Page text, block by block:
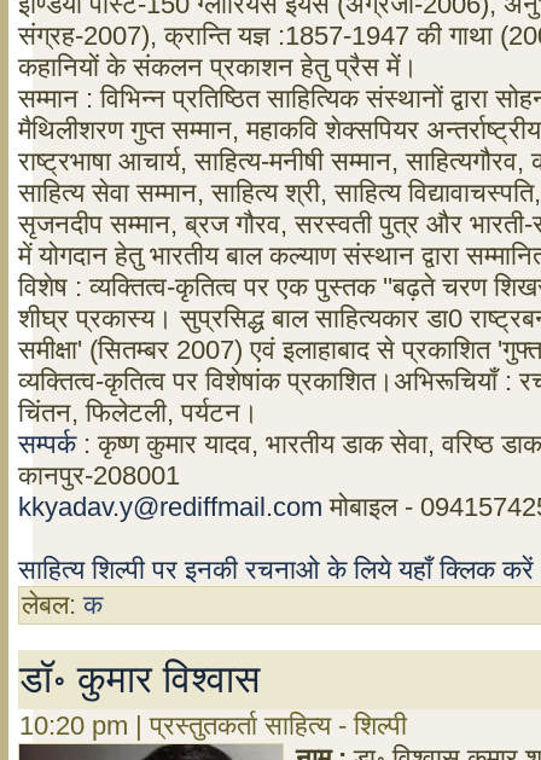
संग्रह-2007), क्रान्ति यज्ञ :1857-1947 की गाथा
कहानियों के संकलन प्रकाशन हेतु प्रैस में।
सम्मान : विभिन्न प्रतिष्ठित साहित्यिक संस्थानों द्वारा
मैथिलीशरण गुप्त सम्मान, महाकवि शेक्सपियर
राष्ट्रभाषा आचार्य, साहित्य-मनीषी सम्मान, साहित्यगौरव,
साहित्य सेवा सम्मान, साहित्य श्री, साहित्य
सृजनदीप सम्मान, ब्रज गौरव, सरस्वती पुत्र और
में योगदान हेतु भारतीय बाल कल्याण संस्थान द्वारा
विशेष : व्यक्तित्व-कृतित्व पर एक पुस्तक ''बढ़ते चरण
शीघ्र प्रकास्य। सुप्रसिद्ध बाल साहित्यकार डा0
समीक्षा' (सितम्बर 2007) एवं इलाहाबाद से प्रकाशित
व्यक्तित्व-कृतित्व पर विशेषांक प्रकाशित।अभिरूचियाँ
चिंतन, फिलेटली, पर्यटन।
सम्पर्क: कृष्ण कुमार यादव, भारतीय डाक सेवा, वरिष्ठ
कानपुर-208001
kkyadav.y@rediffmail.com मोबाइल -
साहित्य शिल्पी पर इनकी रचनाओ के लिये यहाँ क्लिक
लेबल:क
डॉ॰ कुमार विश्वास
10:20 pm | प्रस्तुतकर्ता साहित्य - शिल्पी